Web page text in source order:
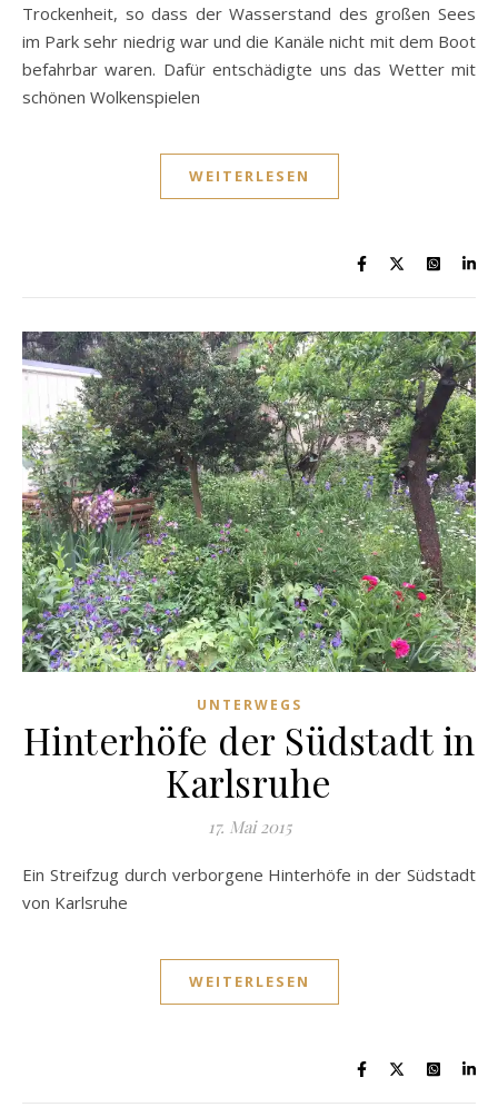
Trockenheit, so dass der Wasserstand des großen Sees
im Park sehr niedrig war und die Kanäle nicht mit dem Boot
befahrbar waren. Dafür entschädigte uns das Wetter mit
schönen Wolkenspielen
WEITERLESEN
UNTERWEGS
Hinterhöfe der Südstadt in
Karlsruhe
17. Mai 2015
Ein Streifzug durch verborgene Hinterhöfe in der Südstadt
von Karlsruhe
WEITERLESEN